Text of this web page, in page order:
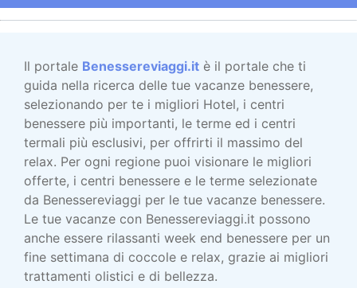
Il portale Benessereviaggi.it è il portale che ti
guida nella ricerca delle tue vacanze benessere,
selezionando per te i migliori Hotel, i centri
benessere più importanti, le terme ed i centri
termali più esclusivi, per offrirti il massimo del
relax. Per ogni regione puoi visionare le migliori
offerte, i centri benessere e le terme selezionate
da Benessereviaggi per le tue vacanze benessere.
Le tue vacanze con Benessereviaggi.it possono
anche essere rilassanti week end benessere per un
fine settimana di coccole e relax, grazie ai migliori
trattamenti olistici e di bellezza.